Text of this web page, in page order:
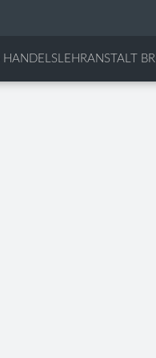
HANDELSLEHRANSTALT